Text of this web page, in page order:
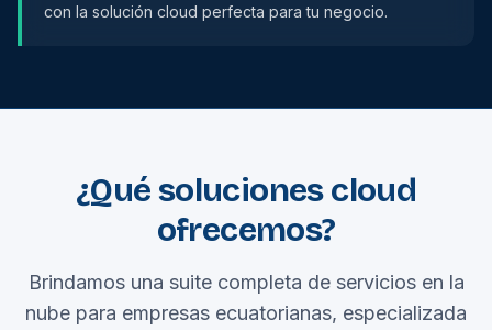
con la solución cloud perfecta para tu negocio.
¿Qué soluciones cloud
ofrecemos?
Brindamos una suite completa de servicios en la
nube para empresas ecuatorianas, especializada